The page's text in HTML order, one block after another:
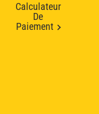
Calculateur
De
Paiement